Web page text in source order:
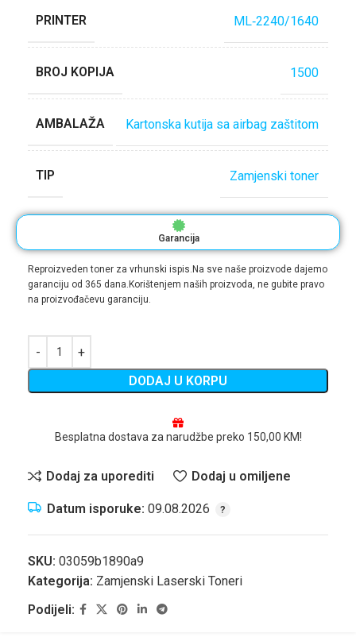
PRINTER ML‐2240/1640
BROJ KOPIJA 1500
AMBALAŽA Kartonska kutija sa airbag zaštitom
TIP Zamjenski toner
Garancija
Reproizveden toner za vrhunski ispis.Na sve naše proizvode dajemo
garanciju od 365 dana.Korištenjem naših proizvoda, ne gubite pravo
na proizvođačevu garanciju.
DODAJ U KORPU
Besplatna dostava za narudžbe preko 150,00 KM!
Dodaj za uporediti Dodaj u omiljene
Datum isporuke: 09.08.2026
SKU: 03059b1890a9
Kategorija: Zamjenski Laserski Toneri
Podijeli: